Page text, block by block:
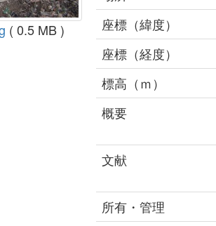
( 0.5 MB )
座標（緯度）
座標（経度）
標高（ｍ）
概要
文献
所有・管理